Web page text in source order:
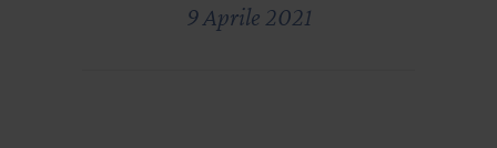
9 Aprile 2021